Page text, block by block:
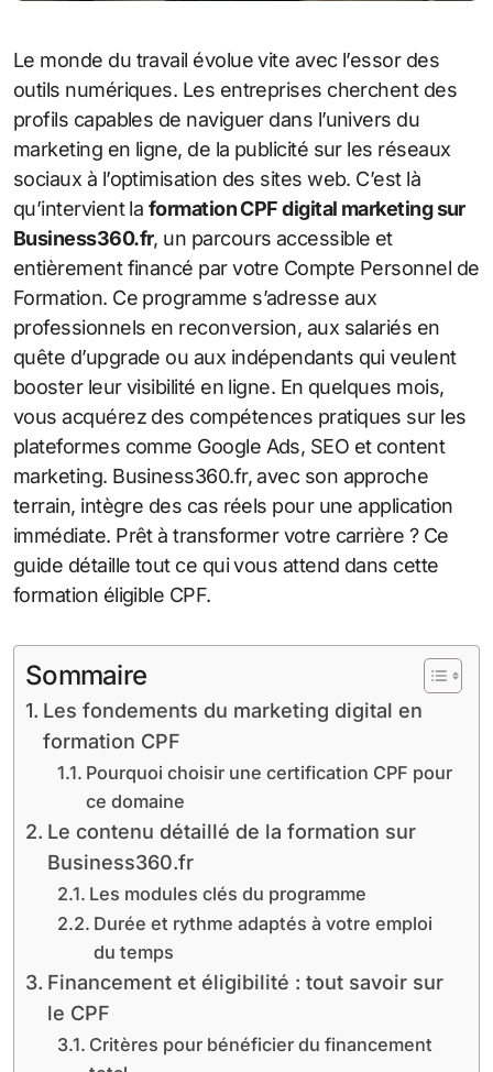
Le monde du travail évolue vite avec l’essor des
outils numériques. Les entreprises cherchent des
profils capables de naviguer dans l’univers du
marketing en ligne, de la publicité sur les réseaux
sociaux à l’optimisation des sites web. C’est là
qu’intervient la formation CPF digital marketing sur
Business360.fr, un parcours accessible et
entièrement financé par votre Compte Personnel de
Formation. Ce programme s’adresse aux
professionnels en reconversion, aux salariés en
quête d’upgrade ou aux indépendants qui veulent
booster leur visibilité en ligne. En quelques mois,
vous acquérez des compétences pratiques sur les
plateformes comme Google Ads, SEO et content
marketing. Business360.fr, avec son approche
terrain, intègre des cas réels pour une application
immédiate. Prêt à transformer votre carrière ? Ce
guide détaille tout ce qui vous attend dans cette
formation éligible CPF.
Sommaire
Les fondements du marketing digital en
formation CPF
Pourquoi choisir une certification CPF pour
ce domaine
Le contenu détaillé de la formation sur
Business360.fr
Les modules clés du programme
Durée et rythme adaptés à votre emploi
du temps
Financement et éligibilité : tout savoir sur
le CPF
Critères pour bénéficier du financement